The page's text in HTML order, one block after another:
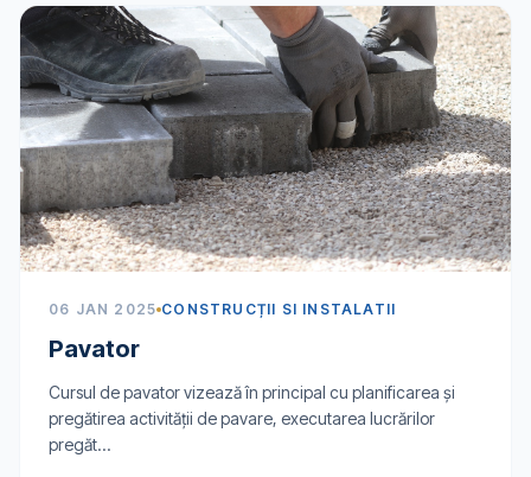
06 JAN 2025 CONSTRUCȚII SI INSTALATII
Pavator
Cursul de pavator vizează în principal cu planificarea şi
pregătirea activităţii de pavare, executarea lucrărilor
pregăt...